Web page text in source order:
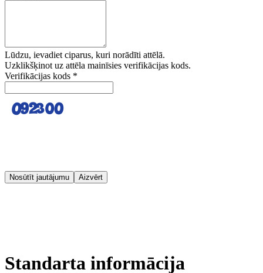
Lūdzu, ievadiet ciparus, kuri norādīti attēlā.
Uzklikšķinot uz attēla mainīsies verifikācijas kods.
Verifikācijas kods *
Nosūtīt jautājumu Aizvērt
Standarta informācija